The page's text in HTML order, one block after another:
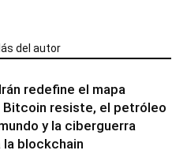
del autor
redefine el mapa
Bitcoin resiste, el petróleo
y la ciberguerra
la blockchain